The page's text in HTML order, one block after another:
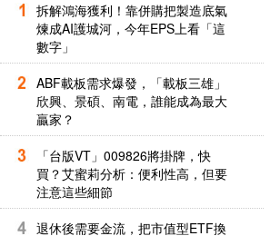
拆解鴻海獲利！靠併購把製造底氣
煉成AI護城河，今年EPS上看「這
數字」
ABF載板需求爆發，「載板三雄」
欣興、景碩、南電，誰能成為最大
贏家？
「台版VT」009826將掛牌，快
買？艾蜜莉分析：便利性高，但要
注意這些細節
退休後需要金流，把市值型ETF換